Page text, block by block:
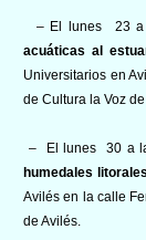
– El lunes 23
acuáticas al
Universitarios en
de Cultura la Voz de
– El lunes 30 a
humedales litorales
Avilés en la calle
de Avilés.